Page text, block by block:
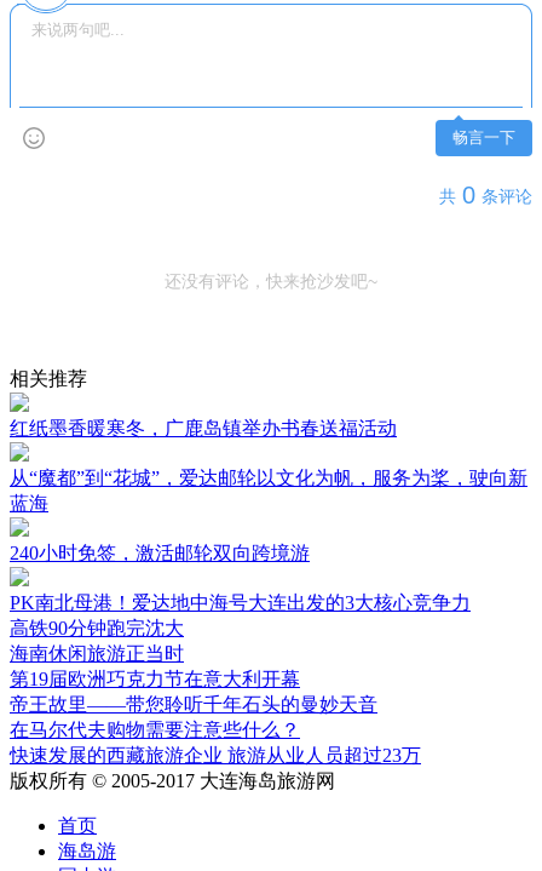
畅言一下
共 0 条评论
还没有评论，快来抢沙发吧~
相关推荐
红纸墨香暖寒冬，广鹿岛镇举办书春送福活动
从“魔都”到“花城”，爱达邮轮以文化为帆，服务为桨，驶向新
蓝海
240小时免签，激活邮轮双向跨境游
PK南北母港！爱达地中海号大连出发的3大核心竞争力
高铁90分钟跑完沈大
海南休闲旅游正当时
第19届欧洲巧克力节在意大利开幕
帝王故里——带您聆听千年石头的曼妙天音
在马尔代夫购物需要注意些什么？
快速发展的西藏旅游企业 旅游从业人员超过23万
版权所有 © 2005-2017 大连海岛旅游网
首页
海岛游